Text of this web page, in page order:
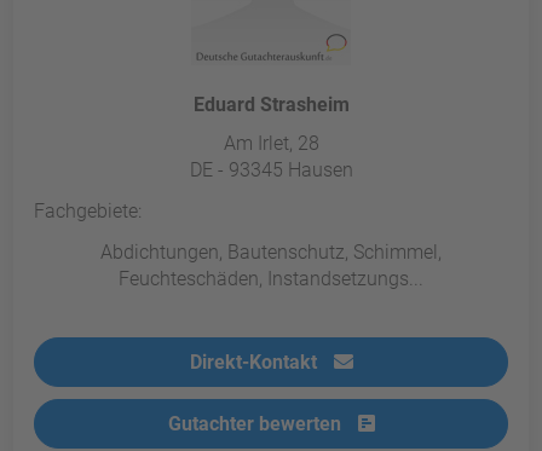
Eduard Strasheim
Am Irlet, 28
DE - 93345 Hausen
Fachgebiete:
Abdichtungen, Bautenschutz, Schimmel,
Feuchteschäden, Instandsetzungs...
Direkt-Kontakt
Gutachter bewerten